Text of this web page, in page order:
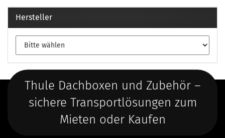
Hersteller
Thule Dachboxen und Zubehör –
sichere Transportlösungen zum
Mieten oder Kaufen